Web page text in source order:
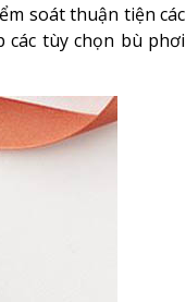
soát thuận tiện các
các tùy chọn bù phơi